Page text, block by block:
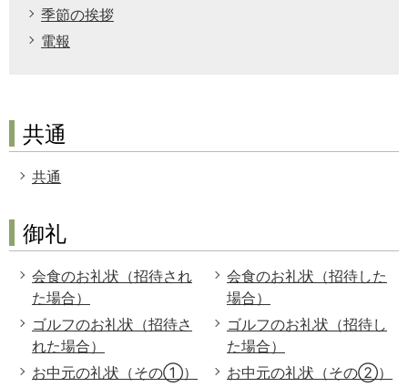
季節の挨拶
電報
共通
共通
御礼
会食のお礼状（招待され
た場合）
会食のお礼状（招待した
場合）
ゴルフのお礼状（招待さ
れた場合）
ゴルフのお礼状（招待し
た場合）
お中元の礼状（その①）
お中元の礼状（その②）